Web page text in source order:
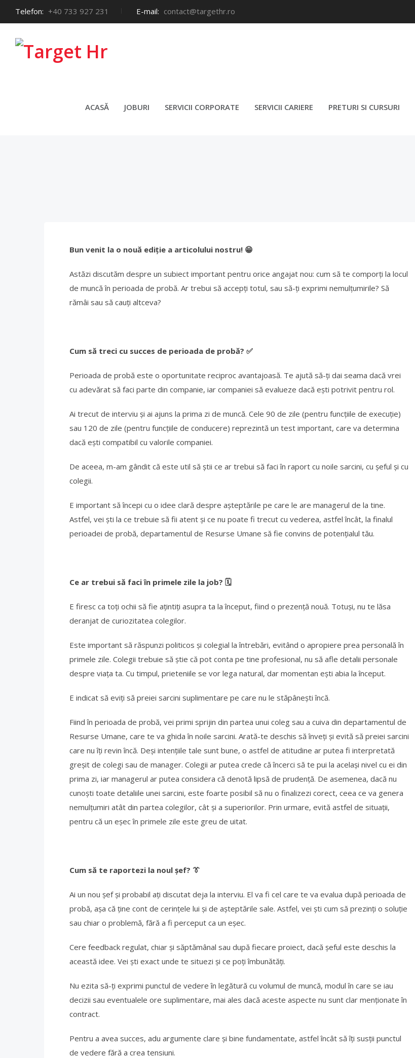
Telefon: +40 733 927 231 E-mail: contact@targethr.ro
ACASĂ JOBURI SERVICII CORPORATE SERVICII CARIERE PRETURI SI CURSURI
Bun venit la o nouă ediție a articolului nostru! 😁
Astăzi discutăm despre un subiect important pentru orice angajat nou: cum să te comporți la locul
de muncă în perioada de probă. Ar trebui să accepți totul, sau să-ți exprimi nemulțumirile? Să
rămâi sau să cauți altceva?
Cum să treci cu succes de perioada de probă? ✅
Perioada de probă este o oportunitate reciproc avantajoasă. Te ajută să-ți dai seama dacă vrei
cu adevărat să faci parte din companie, iar companiei să evalueze dacă ești potrivit pentru rol.
Ai trecut de interviu și ai ajuns la prima zi de muncă. Cele 90 de zile (pentru funcțiile de execuție)
sau 120 de zile (pentru funcțiile de conducere) reprezintă un test important, care va determina
dacă ești compatibil cu valorile companiei.
De aceea, m-am gândit că este util să știi ce ar trebui să faci în raport cu noile sarcini, cu șeful și cu
colegii.
E important să începi cu o idee clară despre așteptările pe care le are managerul de la tine.
Astfel, vei ști la ce trebuie să fii atent și ce nu poate fi trecut cu vederea, astfel încât, la finalul
perioadei de probă, departamentul de Resurse Umane să fie convins de potențialul tău.
Ce ar trebui să faci în primele zile la job? 🗓️
E firesc ca toți ochii să fie ațintiți asupra ta la început, fiind o prezență nouă. Totuși, nu te lăsa
deranjat de curiozitatea colegilor.
Este important să răspunzi politicos și colegial la întrebări, evitând o apropiere prea personală în
primele zile. Colegii trebuie să știe că pot conta pe tine profesional, nu să afle detalii personale
despre viața ta. Cu timpul, prieteniile se vor lega natural, dar momentan ești abia la început.
E indicat să eviți să preiei sarcini suplimentare pe care nu le stăpânești încă.
Fiind în perioada de probă, vei primi sprijin din partea unui coleg sau a cuiva din departamentul de
Resurse Umane, care te va ghida în noile sarcini. Arată-te deschis să înveți și evită să preiei sarcini
care nu îți revin încă. Deși intențiile tale sunt bune, o astfel de atitudine ar putea fi interpretată
greșit de colegi sau de manager. Colegii ar putea crede că încerci să te pui la același nivel cu ei din
prima zi, iar managerul ar putea considera că denotă lipsă de prudență. De asemenea, dacă nu
cunoști toate detaliile unei sarcini, este foarte posibil să nu o finalizezi corect, ceea ce va genera
nemulțumiri atât din partea colegilor, cât și a superiorilor. Prin urmare, evită astfel de situații,
pentru că un eșec în primele zile este greu de uitat.
Cum să te raportezi la noul șef? 👔
Ai un nou șef și probabil ați discutat deja la interviu. El va fi cel care te va evalua după perioada de
probă, așa că ține cont de cerințele lui și de așteptările sale. Astfel, vei ști cum să prezinți o soluție
sau chiar o problemă, fără a fi perceput ca un eșec.
Cere feedback regulat, chiar și săptămânal sau după fiecare proiect, dacă șeful este deschis la
această idee. Vei ști exact unde te situezi și ce poți îmbunătăți.
Nu ezita să-ți exprimi punctul de vedere în legătură cu volumul de muncă, modul în care se iau
decizii sau eventualele ore suplimentare, mai ales dacă aceste aspecte nu sunt clar menționate în
contract.
Pentru a avea succes, adu argumente clare și bine fundamentate, astfel încât să îți susții punctul
de vedere fără a crea tensiuni.